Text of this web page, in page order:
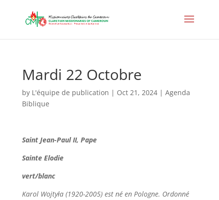
Mardi 22 Octobre
by L'équipe de publication | Oct 21, 2024| Agenda
Biblique
SaintJean-Paul II, Pape
SainteElodie
vert/blanc
Karol Wojtyła (1920-2005) est né en Pologne. Ordonné